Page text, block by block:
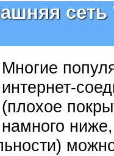
сеть
Многие
интернет-
(плохое
намного